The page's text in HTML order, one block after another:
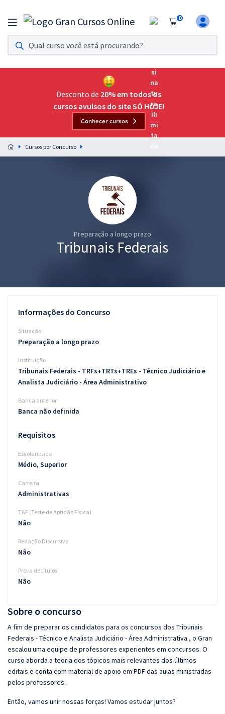
0
Assinatura Ilimitada 11
Acesso a todos os cursos. Teste grátis por 7 dias!
Assinatura OAB Até Passar
Acesso ilimitado a toda preparação para o Exame da
Preparação completa e intensiva para as principais
residências em saúde do Brasil
Questões grátis
Blog
Desconto de 20% em todos os
cursos avulsos do site SÓ HOJE!
Conhecer cursos
Cursos por Concurso
Preparação a longo prazo
Tribunais Federais
Sobre o concurso
A fim de preparar os candidatos para os concursos dos Tribunais
Federais - Técnico e Analista Judiciário - Área Administrativa , o Gran
escalou uma equipe de professores experientes em concursos. O
curso aborda a teoria dos tópicos mais relevantes dos últimos
editais e conta com material de apoio em PDF das aulas ministradas
pelos professores.
Então, vamos unir nossas forças! Vamos estudar juntos?
Informações do Concurso
Situação
Preparação a longo prazo
Instituição
Tribunais Federais - TRFs+TRTs+TREs - Técnico Judiciário e
Analista Judiciário - Área Administrativo
Banca anterior
Banca não definida
Requisitos
Escolaridade
Médio, Superior
Carreira
Administrativas
TAF (Teste de Aptidão Física)
Não
Redação Discursiva
Não
Prova de títulos
Não